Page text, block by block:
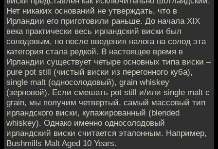
Нет никаких оснований не утверждать, что в
Ирландии его приготовили раньше. До начала XIX
века практически весь ирландский виски был
солодовым, но после введения налога на солод эта
категория стала редкой. В настоящее время в
Ирландии существует четыре основных типа виски –
pure pot still (чистый виски из перегонного куба),
single malt (односолодовый), grain whiskey
(зерновой). Если смешать pot still и/или single malt с
grain, мы получим четвертый, самый массовый тип
ирландского виски, купажированный (blended
whiskey). Однако именно односолодовый
ирландский виски считается эталонным. Например,
Bushmills Malt Aged 10 Years.